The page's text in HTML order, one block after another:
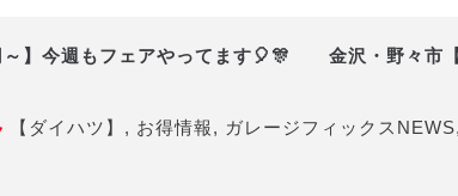
～】今週もフェアやってます🎈🎊 金沢・野々市
【ダイハツ】 , お得情報, ガレージフィックスNEWS,